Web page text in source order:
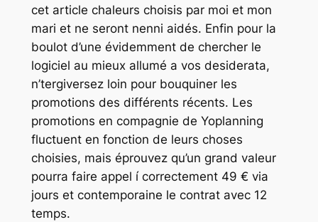
cet article chaleurs choisis par moi et mon
mari et ne seront nenni aidés. Enfin pour la
boulot d’une évidemment de chercher le
logiciel au mieux allumé a vos desiderata,
n’tergiversez loin pour bouquiner les
promotions des différents récents. Les
promotions en compagnie de Yoplanning
fluctuent en fonction de leurs choses
choisies, mais éprouvez qu’un grand valeur
pourra faire appel í correctement 49 € via
jours et contemporaine le contrat avec 12
temps.